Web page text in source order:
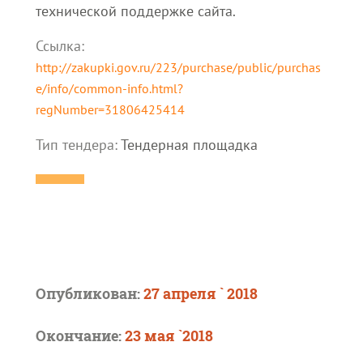
технической поддержке сайта.
Ссылка:
http://zakupki.gov.ru/223/purchase/public/purchas
e/info/common-info.html?
regNumber=31806425414
Тип тендера:Тендерная площадка
Опубликован:27 апреля ` 2018
Окончание:23 мая `2018